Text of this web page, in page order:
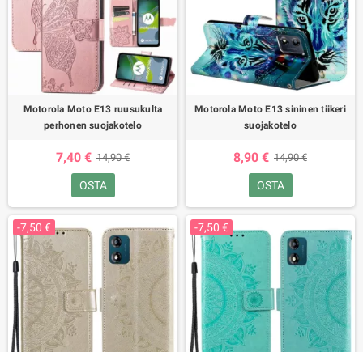
Motorola Moto E13 ruusukulta
perhonen suojakotelo
7,40 € 14,90 €
OSTA
Motorola Moto E13 sininen tiikeri
suojakotelo
8,90 € 14,90 €
OSTA
-7,50 € -7,50 €